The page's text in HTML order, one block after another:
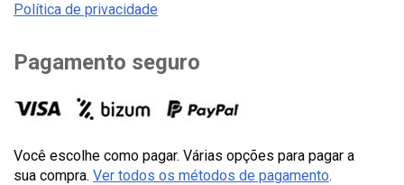
Política de privacidade
Pagamento seguro
Você escolhe como pagar. Várias opções para pagar a
sua compra. Ver todos os métodos de pagamento.